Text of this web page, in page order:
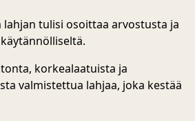
tulisi osoittaa arvostusta ja
korkealaatuista ja
valmistettua lahjaa, joka kestää